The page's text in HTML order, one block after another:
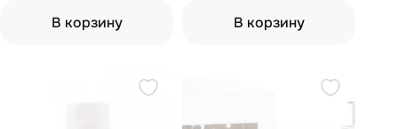
В корзину
В корзину